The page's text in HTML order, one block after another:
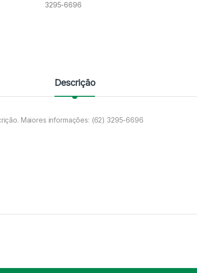
3295-6696
Descrição
Maiores informações: (62) 3295-6696